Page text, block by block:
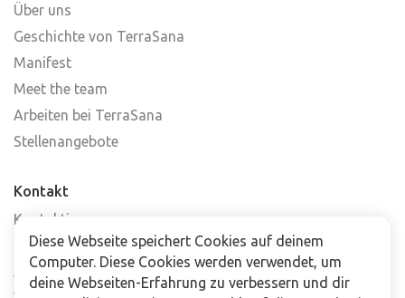
Über uns
Geschichte von TerraSana
Manifest
Meet the team
Arbeiten bei TerraSana
Stellenangebote
Kontakt
Kontaktiere uns
Häufig gestellte Fragen
Abonniere unseren Newsletter
Diese Webseite speichert Cookies auf deinem
Computer. Diese Cookies werden verwendet, um
deine Webseiten-Erfahrung zu verbessern und dir